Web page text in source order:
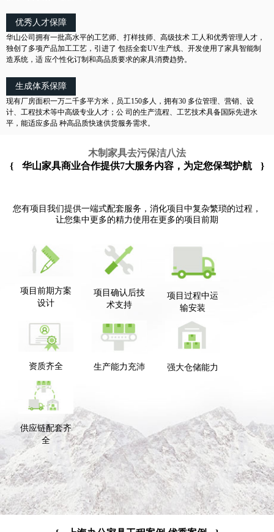
优秀人才保障
华山公司拥有一批高水平的工艺师、打样技师、高级技术 工人和优秀管理人才，
独创了多项产品加工工艺，引进了 包括全套UV生产线、开发使用了家具智能制
造系统，适 应个性化订制和高品质要求的家具消费趋势。
生成体系保障
现有厂房面积一万二千多平方米，员工150多人，拥有30 多位管理、营销、设
计、工程技术等中高级专业人才；公 司的生产流程、工艺技术具备国际先进水
平，能适应多品 种高品质快速供货服务需求。
木制家具去污保洁八法
{
华山家具商业合作提供7大服务内容，为定您保驾护航 }
您有项目我们提供一端式配套服务，消化项目中复杂繁琐的过程，
让您集中更多的精力使用在更多的项目前期
项目前期方案
设计
项目确认后技
术支持
项目过程中运
输安装
资质齐全 生产能力充沛 强大仓储能力
供应链配套齐
全